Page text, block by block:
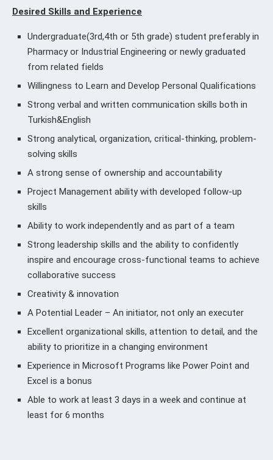
Desired Skills and Experience
Undergraduate(3rd,4th or 5th grade) student preferably in
Pharmacy or Industrial Engineering or newly graduated
from related fields
Willingness to Learn and Develop Personal Qualifications
Strong verbal and written communication skills both in
Turkish&English
Strong analytical, organization, critical-thinking, problem-
solving skills
A strong sense of ownership and accountability
Project Management ability with developed follow-up
skills
Ability to work independently and as part of a team
Strong leadership skills and the ability to confidently
inspire and encourage cross-functional teams to achieve
collaborative success
Creativity & innovation
A Potential Leader – An initiator, not only an executer
Excellent organizational skills, attention to detail, and the
ability to prioritize in a changing environment
Experience in Microsoft Programs like Power Point and
Excel is a bonus
Able to work at least 3 days in a week and continue at
least for 6 months